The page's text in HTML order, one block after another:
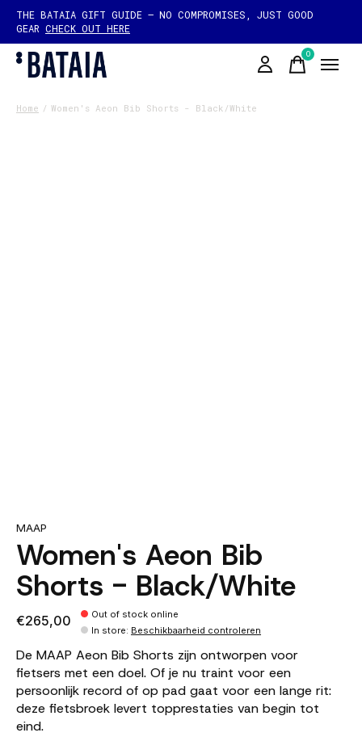
THE BATAIA GIFT GUIDE — NO COMPROMISES, JUST GOOD
GEAR CHECK OUT HERE
0items
Home / Women's Aeon Bib Shorts - Black/White
MAAP
Women's Aeon Bib
Shorts - Black/White
€265,00
Out of stock online
In store: Beschikbaarheid controleren
De MAAP Aeon Bib Shorts zijn ontworpen voor
fietsers met een doel. Of je nu traint voor een
persoonlijk record of op pad gaat voor een lange rit:
deze fietsbroek levert topprestaties van begin tot
eind.